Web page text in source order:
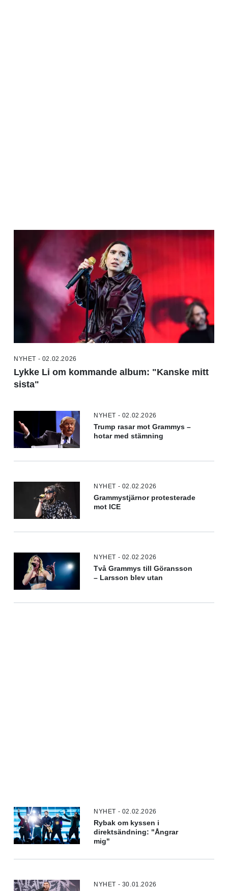
NYHET - 02.02.2026
Lykke Li om kommande album: "Kanske mitt
sista"
NYHET - 02.02.2026
Trump rasar mot Grammys –
hotar med stämning
NYHET - 02.02.2026
Grammystjärnor protesterade
mot ICE
NYHET - 02.02.2026
Två Grammys till Göransson
– Larsson blev utan
NYHET - 02.02.2026
Rybak om kyssen i
direktsändning: "Ångrar
mig"
NYHET - 30.01.2026